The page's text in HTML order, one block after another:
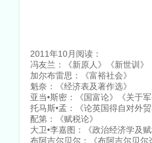
2011年10月阅读：
冯友兰：《新原人》《新世训》
加尔布雷思：《富裕社会》
魁奈：《经济表及著作选》
亚当•斯密：《国富论》《关于
托马斯•孟：《论英国得自对外
配第：《赋税论》
大卫•李嘉图：《政治经济学及
布阿吉尔贝尔：《布阿吉尔贝尔